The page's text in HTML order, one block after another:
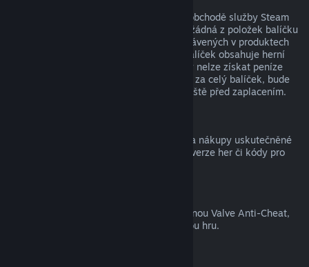
Peníze utracené za balíček zakoupený v obchodě služby Steam
lze získat zpět v plné výši, pokud nebyla žádná z položek balíčku
převedena na jiný účet a součet hodin strávených v produktech
balíčku nepřesahuje dvě hodiny. Pokud balíček obsahuje herní
položku nebo stáhnutelný obsah, za který nelze získat peníze
zpět, a tím pádem nelze získat peníze ani za celý balíček, bude
zákazník na tuto skutečnost upozorněn ještě před zaplacením.
Společnost Valve nemůže vracet peníze za nákupy uskutečněné
mimo službu Steam (například krabicové verze her či kódy pro
Pokud je uživatel ve hře zabanován ochranou Valve Anti-Cheat,
přichází o právo na vrácení peněz za danou hru.